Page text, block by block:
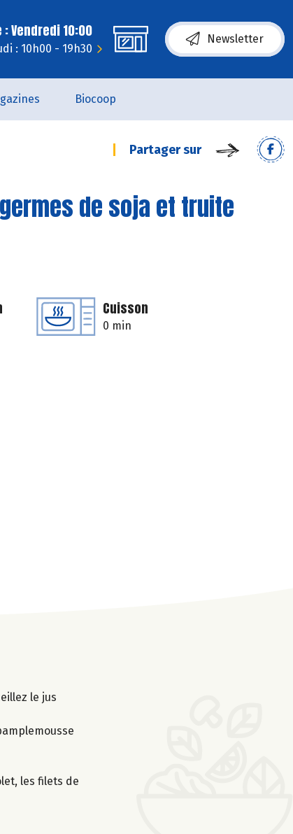
Vendredi 10:00
: 10h00 - 19h30
Newsletter
Biocoop
Partager sur
de soja et truite
Cuisson
0 min
le jus
les filets de